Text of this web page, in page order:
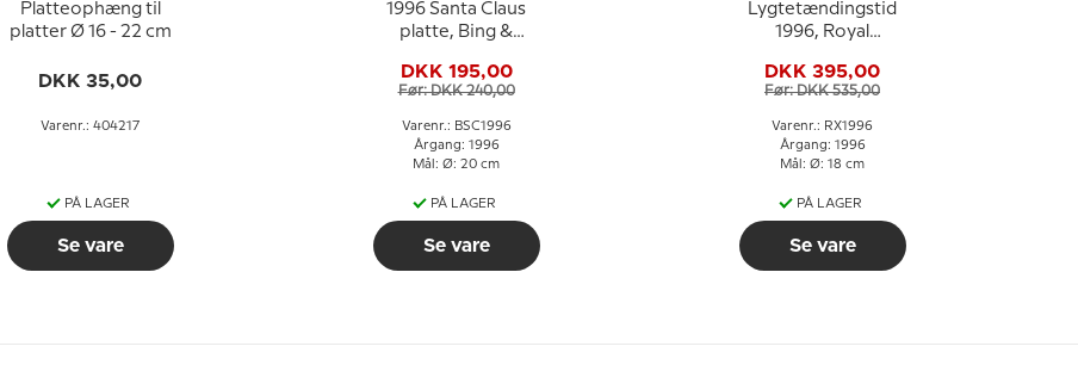
Platteophæng til
platter Ø 16 - 22 cm
DKK 35,00
Varenr.: 404217
PÅ LAGER
Se vare
1996 Santa Claus
platte, Bing &
DKK 195,00
Før: DKK 240,00
Varenr.: BSC1996
Årgang: 1996
Mål: Ø: 20 cm
PÅ LAGER
Se vare
Lygtetændingstid
1996, Royal
Juleplatte
DKK 395,00
Før: DKK 535,00
Varenr.: RX1996
Årgang: 1996
Mål: Ø: 18 cm
PÅ LAGER
Se vare